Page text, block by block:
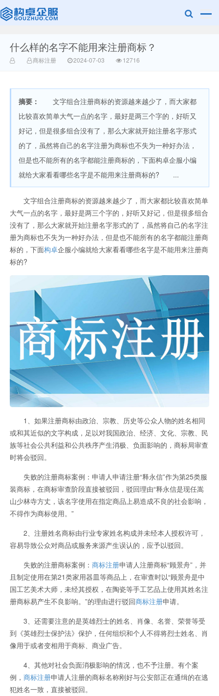
赣州乐融知识
产权有限公司
什么样的名字不能用来注册商标？
商标注册 2024-07-03 12716
摘要：
文字组合注册商标的资源越来越少了，而大家都
比较喜欢简单大气一点的名字，最好是两三个字的，好听又
好记，但是很多组合没有了，那么大家就开始注册名字形式
的了，虽然将自己的名字注册为商标也不失为一种好办法，
但是也不能所有的名字都能注册商标的，下面构卓企服小编
就给大家看看哪些名字是不能用来注册商标的? ...
文字组合注册商标的资源越来越少了，而大家都比较喜欢简单
大气一点的名字，最好是两三个字的，好听又好记，但是很多组合
没有了，那么大家就开始注册名字形式的了，虽然将自己的名字注
册为商标也不失为一种好办法，但是也不能所有的名字都能注册商
标的，下面构卓企服小编就给大家看看哪些名字是不能用来注册商
标的?
1、如果注册商标由政治、宗教、历史等公众人物的姓名相同
或和其近似的文字构成，足以对我国政治、经济、文化、宗教、民
族等社会公共利益和公共秩序产生消极、负面影响的，商标局审查
时将会驳回。
失败的注册商标案例：申请人申请注册“释永信”作为第25类服
装商标，在商标审查阶段直接被驳回，驳回理由“释永信是现任嵩
山少林寺方丈，该名字使用在指定商品上易造成不良的社会影响，
不得作为商标使用。”
2、注册姓名商标由行业专家姓名构成并未经本人授权许可，
容易导致公众对商品或服务来源产生误认的，应予以驳回。
失败的注册商标案例： 商标注册申请人注册商标“顾景舟”，并
且制定使用在第21类家用器皿等商品上，在审查时以“顾景舟是中
国工艺美术大师，未经其授权，在陶瓷等手工艺品上使用其姓名注
册商标易产生不良影响。”的理由进行驳回商标注册申请。
3、还需要注意的是英雄烈士的姓名、肖像、名誉、荣誉等受
到《英雄烈士保护法》保护，任何组织和个人不得将烈士姓名、肖
像用于或者变相用于商标、商业广告。
4、其他对社会负面消极影响的情况，也不予注册。有个案
例， 商标注册申请人注册的商标名称刚好与公安部正在通缉的在逃
犯姓名一致，直接被驳回。